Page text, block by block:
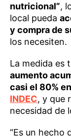
nutricional”,
local pueda
y compra de
los necesiten.
La medida es
aumento
casi el 80%
INDEC, y que
necesidad de
“Es un hecho